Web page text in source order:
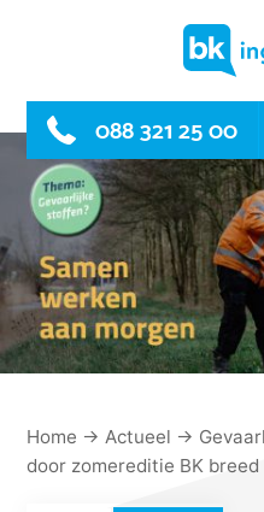
088 321 25 00
Home →Actueel →
door zomereditie BK breed